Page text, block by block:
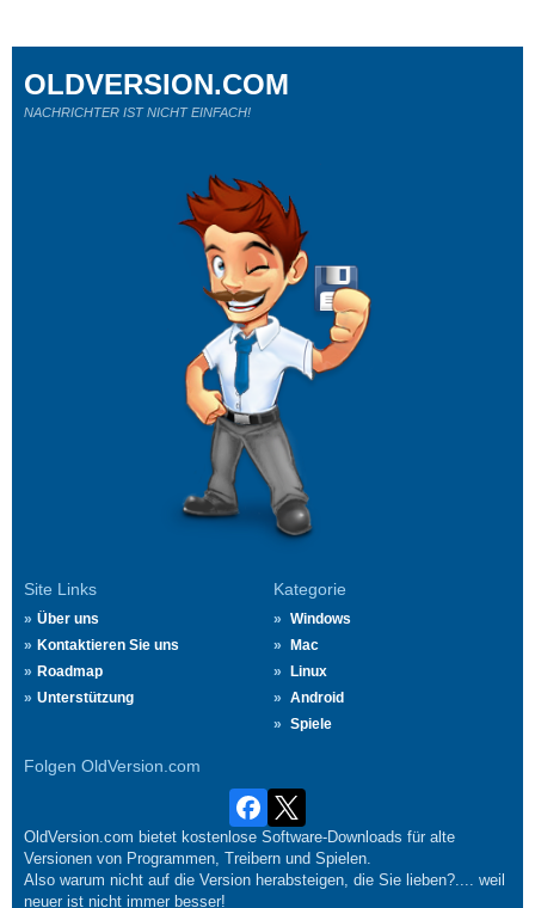
Site Links
Über uns
Kontaktieren Sie uns
Roadmap
Unterstützung
Kategorie
Windows
Mac
Linux
Android
Spiele
Folgen OldVersion.com
OLDVERSION.COM
NACHRICHTER IST NICHT EINFACH!
OldVersion.com bietet kostenlose Software-Downloads für alte
Versionen von Programmen, Treibern und Spielen.
Also warum nicht auf die Version herabsteigen, die Sie lieben?.... weil
neuer ist nicht immer besser!